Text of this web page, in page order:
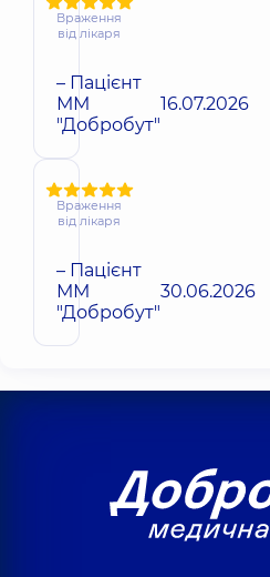
Враження
від лікаря
– Пацієнт
ММ
"Добробут"
16.07.2026
Враження
від лікаря
– Пацієнт
ММ
"Добробут"
30.06.2026